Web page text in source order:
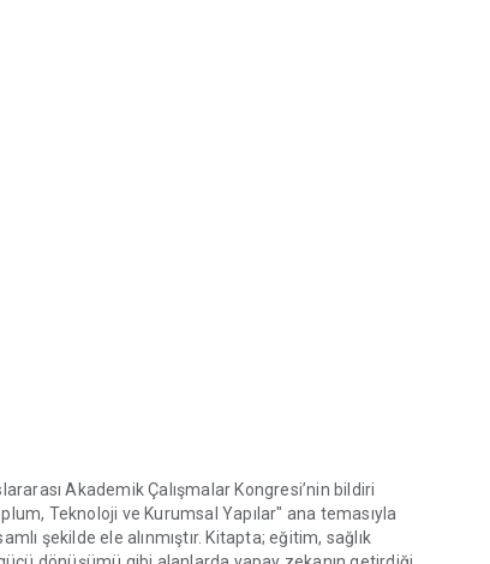
Akademik Çalışmalar Kongresi’nin bildiri
Teknoloji ve Kurumsal Yapılar" ana temasıyla
şekilde ele alınmıştır. Kitapta; eğitim, sağlık